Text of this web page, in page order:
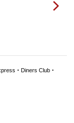
・Diners Club・